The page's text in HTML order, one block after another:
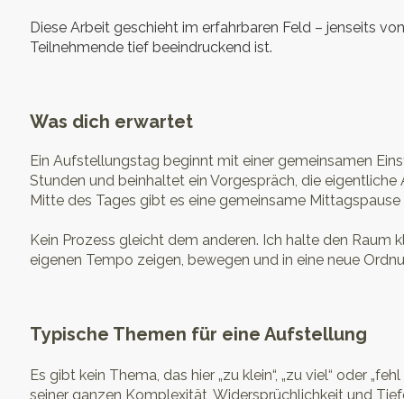
Diese Arbeit geschieht im erfahrbaren Feld – jenseits
Teilnehmende tief beeindruckend ist.
Was dich erwartet
Ein Aufstellungstag beginnt mit einer gemeinsamen
Stunden und beinhaltet ein Vorgespräch, die
Mitte des Tages gibt es eine gemeinsame
Kein Prozess gleicht dem anderen. Ich halte den Raum
eigenen Tempo zeigen, bewegen und in eine neue
Typische Themen für eine Aufstellung
Es gibt kein Thema, das hier „zu klein“, „zu viel“ oder
seiner ganzen Komplexität, Widersprüchlichkeit und